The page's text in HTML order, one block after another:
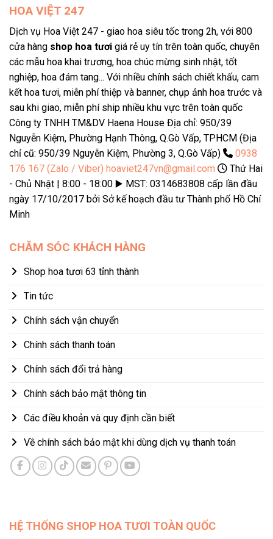
HOA VIỆT 247
Dịch vụ Hoa Việt 247 - giao hoa siêu tốc trong 2h, với 800
cửa hàng shop hoa tươi giá rẻ uy tín trên toàn quốc, chuyên
các mẫu hoa khai trương, hoa chúc mừng sinh nhật, tốt
nghiệp, hoa đám tang... Với nhiều chính sách chiết khấu, cam
kết hoa tươi, miễn phí thiệp và banner, chụp ảnh hoa trước và
sau khi giao, miễn phí ship nhiều khu vực trên toàn quốc
Công ty TNHH TM&DV Haena House Địa chỉ: 950/39
Nguyễn Kiệm, Phường Hạnh Thông, Q.Gò Vấp, TPHCM (Địa
chỉ cũ: 950/39 Nguyễn Kiệm, Phường 3, Q.Gò Vấp)
0938
176 167 (Zalo / Viber) hoaviet247vn@gmail.com
Thứ Hai
- Chủ Nhật | 8:00 - 18:00 ▶️ MST: 0314683808 cấp lần đầu
ngày 17/10/2017 bởi Sở kế hoạch đầu tư Thành phố Hồ Chí
Minh
CHĂM SÓC KHÁCH HÀNG
Shop hoa tươi 63 tỉnh thành
Tin tức
Chính sách vận chuyển
Chính sách thanh toán
Chính sách đổi trả hàng
Chính sách bảo mật thông tin
Các điều khoản và quy định cần biết
Về chính sách bảo mật khi dùng dịch vụ thanh toán
HỆ THỐNG SHOP HOA TƯƠI TOÀN QUỐC